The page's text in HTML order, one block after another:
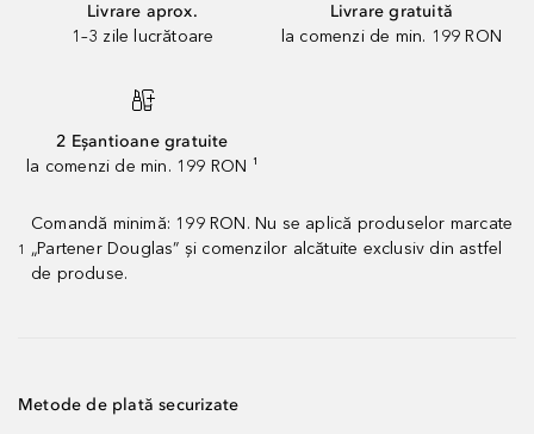
Livrare aprox.
1–3 zile lucrătoare
Livrare gratuită
la comenzi de min. 199 RON
2 Eșantioane gratuite
la comenzi de min. 199 RON ¹
1
Comandă minimă: 199 RON. Nu se aplică produselor marcate
„Partener Douglas” și comenzilor alcătuite exclusiv din astfel
de produse.
Metode de plată securizate